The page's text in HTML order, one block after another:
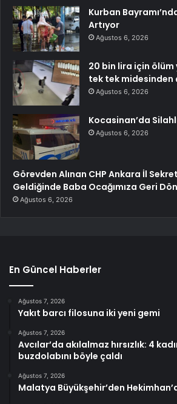
Kurban
Artıyor
Ağustos 6, 2026
20 bin lira için ölüm
tek tek midesinden
Ağustos 6, 2026
Kocasinan’da
Ağustos 6, 2026
Görevden Alınan CHP Ankara İl
Geldiğinde Baba Ocağımıza Geri
Ağustos 6, 2026
En Güncel Haberler
Ağustos 7, 2026
Yakıt barcı filosuna iki yeni gemi
Ağustos 7, 2026
Avcılar’da akılalmaz hırsızlık: 4
buzdolabını böyle çaldı
Ağustos 7, 2026
Malatya Büyükşehir’den